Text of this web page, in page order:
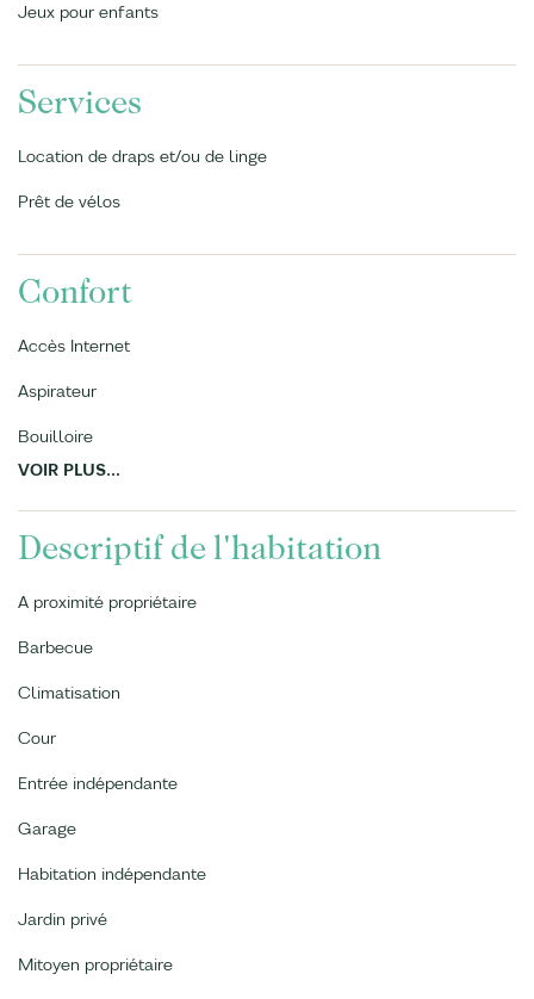
Jeux pour enfants
Services
Location de draps et/ou de linge
Prêt de vélos
Confort
Accès Internet
Aspirateur
Bouilloire
VOIR PLUS...
Descriptif de l'habitation
A proximité propriétaire
Barbecue
Climatisation
Cour
Entrée indépendante
Garage
Habitation indépendante
Jardin privé
Mitoyen propriétaire